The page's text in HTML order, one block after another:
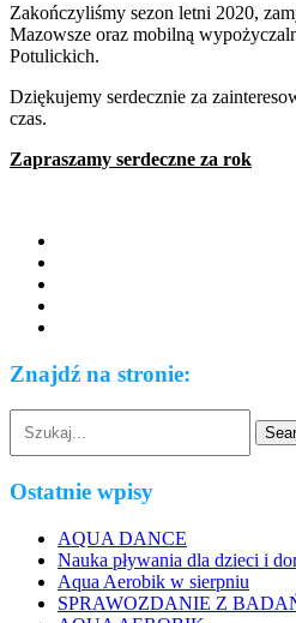
Zakończyliśmy sezon letni 2020,
Mazowsze oraz mobilną
Potulickich.
Dziękujemy serdecznie za
czas.
Zapraszamy serdeczne za rok
Znajdź na stronie:
Ostatnie wpisy
AQUA DANCE
Nauka pływania dla dzieci i
Aqua Aerobik w sierpniu
SPRAWOZDANIE Z